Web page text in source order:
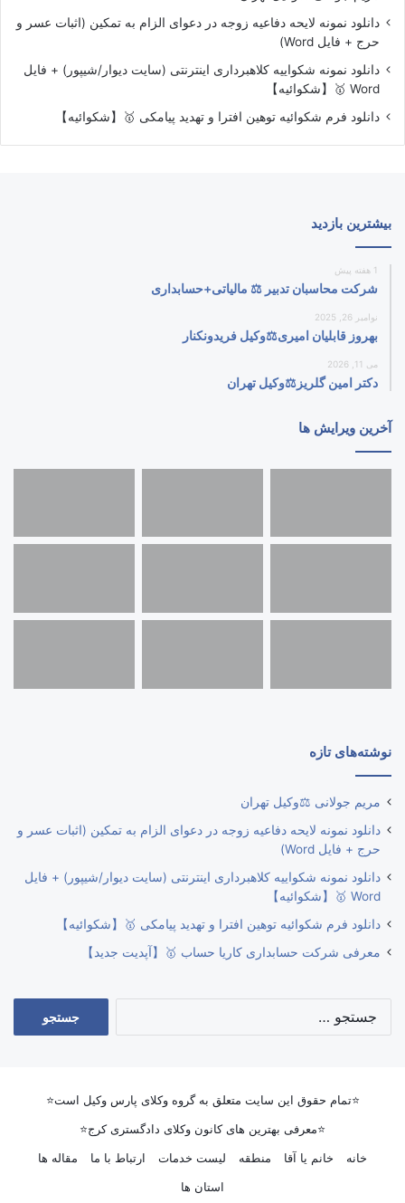
دانلود نمونه لایحه دفاعیه زوجه در دعوای الزام به تمکین (اثبات عسر و
حرج + فایل Word)
دانلود نمونه شکواییه کلاهبرداری اینترنتی (سایت دیوار/شیپور) + فایل
Word 🥇【شکوائیه】
دانلود فرم شکوائیه توهین افترا و تهدید پیامکی 🥇【شکوائیه】
بیشترین بازدید
1 هفته پیش
شرکت محاسبان تدبیر ⚖️ مالیاتی+حسابداری
نوامبر 26, 2025
بهروز قابلیان امیری⚖️وکیل فریدونکنار
می 11, 2026
دکتر امین گلریز⚖️وکیل تهران
آخرین ویرایش ها
نوشته‌های تازه
مریم جولانی ⚖️وکیل تهران
دانلود نمونه لایحه دفاعیه زوجه در دعوای الزام به تمکین (اثبات عسر و
حرج + فایل Word)
دانلود نمونه شکواییه کلاهبرداری اینترنتی (سایت دیوار/شیپور) + فایل
Word 🥇【شکوائیه】
دانلود فرم شکوائیه توهین افترا و تهدید پیامکی 🥇【شکوائیه】
معرفی شرکت حسابداری کاریا حساب 🥇【آپدیت جدید】
⭐تمام حقوق این سایت متعلق به گروه وکلای پارس وکیل است⭐
⭐معرفی بهترین های کانون وکلای دادگستری کرج⭐
خانه
خانم یا آقا منطقه لیست خدمات ارتباط با ما
مقاله ها
استان ها